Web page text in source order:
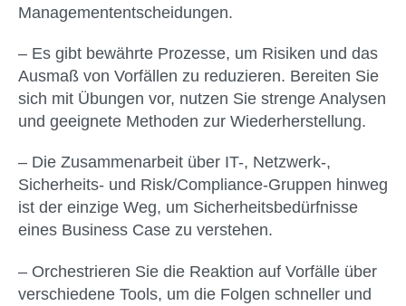
Managemententscheidungen.
– Es gibt bewährte Prozesse, um Risiken und das
Ausmaß von Vorfällen zu reduzieren. Bereiten Sie
sich mit Übungen vor, nutzen Sie strenge Analysen
und geeignete Methoden zur Wiederherstellung.
– Die Zusammenarbeit über IT-, Netzwerk-,
Sicherheits- und Risk/Compliance-Gruppen hinweg
ist der einzige Weg, um Sicherheitsbedürfnisse
eines Business Case zu verstehen.
– Orchestrieren Sie die Reaktion auf Vorfälle über
verschiedene Tools, um die Folgen schneller und